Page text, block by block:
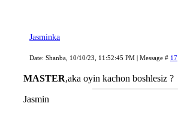
Jasminka
Date: Shanba, 10/10/23, 11:52:45 PM | Message # 17
MASTER,aka oyin kachon boshlesiz ?
Jasmin